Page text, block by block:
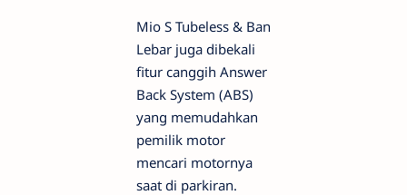
Mio S Tubeless & Ban
Lebar juga dibekali
fitur canggih Answer
Back System (ABS)
yang memudahkan
pemilik motor
mencari motornya
saat di parkiran.